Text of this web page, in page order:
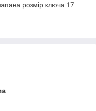
розмір ключа 17